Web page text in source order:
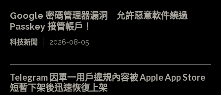
Google 密碼管理器漏洞 允許惡意軟件繞過
Passkey 接管帳戶！
科技新聞 2026-08-05
Telegram 因單一用戶違規內容被 Apple App Store
短暫下架後迅速恢復上架